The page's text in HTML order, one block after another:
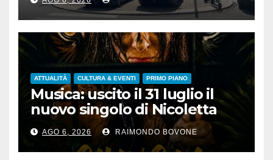
ATTUALITÀ CULTURA & EVENTI PRIMO PIANO
Musica: uscito il 31 luglio il
nuovo singolo di Nicoletta
Pedrini, ‘Giungla’
AGO 6, 2026 RAIMONDO BOVONE